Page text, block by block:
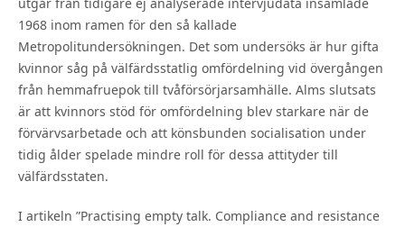
1968 inom ramen för den så kallade
Metropolitundersökningen. Det som undersöks är hur gifta
kvinnor såg på välfärdsstatlig omfördelning vid övergången
från hemmafruepok till tvåförsörjarsamhälle. Alms slutsats
är att kvinnors stöd för omfördelning blev starkare när de
förvärvsarbetade och att könsbunden socialisation under
tidig ålder spelade mindre roll för dessa attityder till
välfärdsstaten.
I artikeln ”Practising empty talk. Compliance and resistance